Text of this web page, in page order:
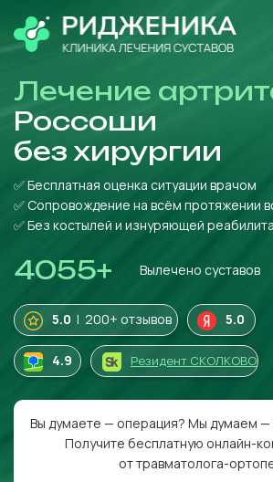
Лечение
Россоши
безхирургии
✅ Бесплатная оценка ситуации врачом
✅ Сопровождение на всём протяжении
✅ Без костылей и изнуряющей
4055+ Вылечено суставов
5.0 | 200+ отзывов 5.0
4.9 Резидент СКОЛКОВО
Вы думаете — операция? Мы думаем —
Получите бесплатную онлайн-
от травматолога-